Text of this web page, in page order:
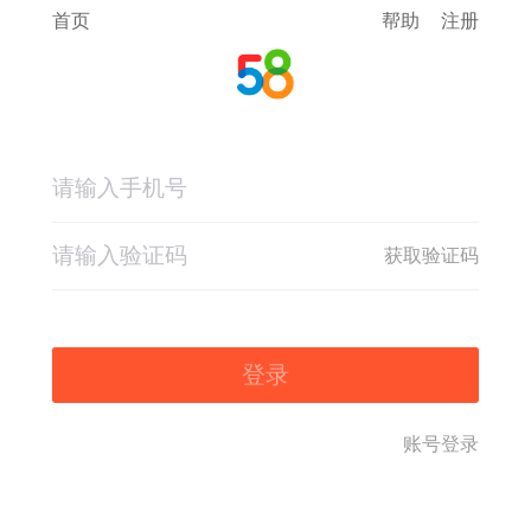
首页 帮助 注册
获取验证码
登录
账号登录